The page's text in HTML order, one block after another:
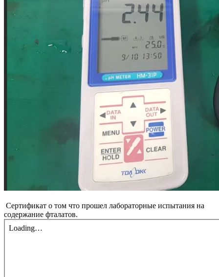
Сертификат о том что прошел лабораторные испытания на
содержание фталатов.